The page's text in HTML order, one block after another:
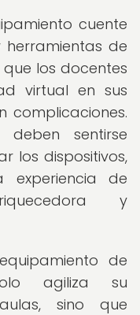
cuente
de
los docentes
virtual en sus
complicaciones.
deben sentirse
los dispositivos,
de
y
de
agiliza su
sino que